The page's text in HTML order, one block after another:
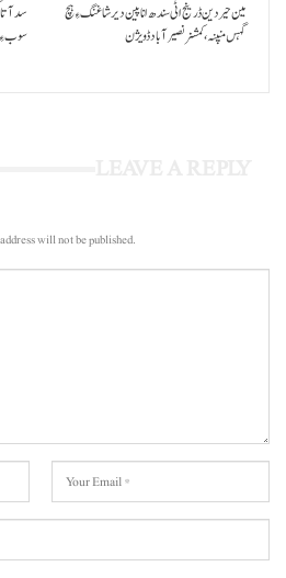
سد
سوب
مین حیردین ڈرینج اٹی سندھ انا پین دیر شاغنگ ءِ ہچ
گہس منپنہ،کمشنر نصیرآباد ڈویژن
will not be published.